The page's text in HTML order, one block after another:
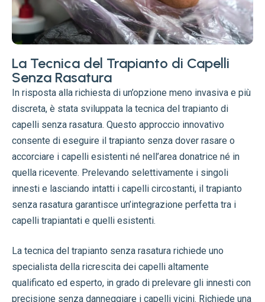
La Tecnica del Trapianto di Capelli
Senza Rasatura
In risposta alla richiesta di un’opzione meno invasiva e più
discreta, è stata sviluppata la tecnica del trapianto di
capelli senza rasatura. Questo approccio innovativo
consente di eseguire il trapianto senza dover rasare o
accorciare i capelli esistenti né nell’area donatrice né in
quella ricevente. Prelevando selettivamente i singoli
innesti e lasciando intatti i capelli circostanti, il trapianto
senza rasatura garantisce un’integrazione perfetta tra i
capelli trapiantati e quelli esistenti.
La tecnica del trapianto senza rasatura richiede uno
specialista della ricrescita dei capelli altamente
qualificato ed esperto, in grado di prelevare gli innesti con
precisione senza danneggiare i capelli vicini. Richiede una